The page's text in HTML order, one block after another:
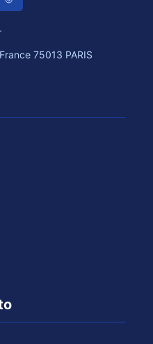
75013 PARIS